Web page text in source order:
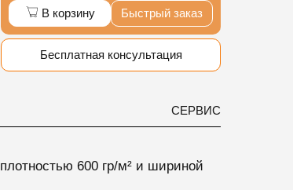
В корзину Быстрый заказ
Бесплатная консультация
СЕРВИС
плотностью 600 гр/м² и шириной